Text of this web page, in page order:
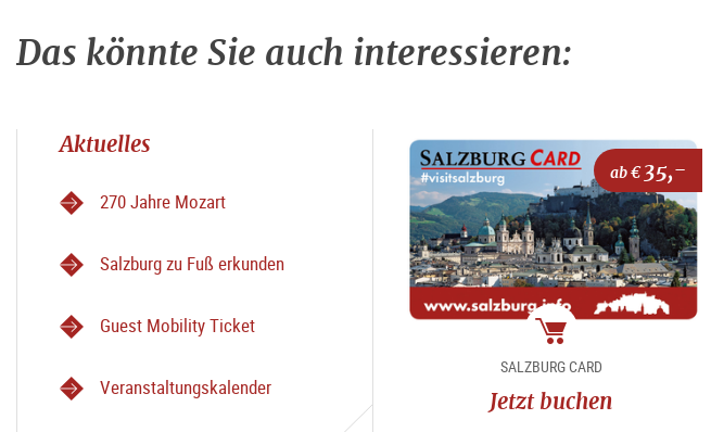
Das könnte Sie auch interessieren:
Aktuelles
270 Jahre Mozart
Salzburg zu Fuß erkunden
Guest Mobility Ticket
Veranstaltungskalender
ab €35,-
Package
SALZBURG CARD
Jetzt buchen